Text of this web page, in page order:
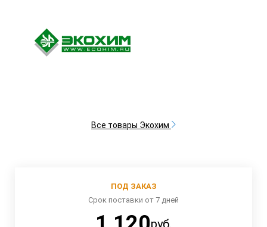
Все товары Экохим
ПОД ЗАКАЗ
Срок поставки от 7 дней
руб.